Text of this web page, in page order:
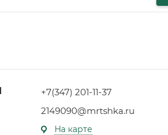
+7(347) 201-11-37
2149090@mrtshka.ru
На карте